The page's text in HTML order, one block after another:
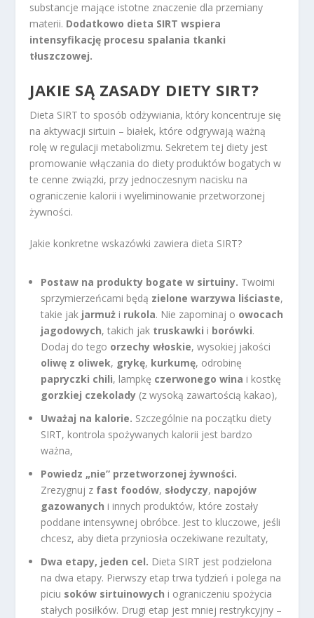
substancje mające istotne znaczenie dla przemiany
materii. Dodatkowo dieta SIRT wspiera
intensyfikację procesu spalania tkanki
tłuszczowej.
JAKIE SĄ ZASADY DIETY SIRT?
Dieta SIRT to sposób odżywiania, który koncentruje się
na aktywacji sirtuin – białek, które odgrywają ważną
rolę w regulacji metabolizmu. Sekretem tej diety jest
promowanie włączania do diety produktów bogatych w
te cenne związki, przy jednoczesnym nacisku na
ograniczenie kalorii i wyeliminowanie przetworzonej
żywności.
Jakie konkretne wskazówki zawiera dieta SIRT?
Postaw na produkty bogate w sirtuiny. Twoimi
sprzymierzeńcami będą zielone warzywa liściaste,
takie jak jarmuż i rukola. Nie zapominaj o owocach
jagodowych, takich jak truskawki i borówki.
Dodaj do tego orzechy włoskie, wysokiej jakości
oliwę z oliwek, grykę, kurkumę, odrobinę
papryczki chili, lampkę czerwonego wina i kostkę
gorzkiej czekolady (z wysoką zawartością kakao),
Uważaj na kalorie. Szczególnie na początku diety
SIRT, kontrola spożywanych kalorii jest bardzo
ważna,
Powiedz „nie” przetworzonej żywności.
Zrezygnuj z fast foodów, słodyczy, napojów
gazowanych i innych produktów, które zostały
poddane intensywnej obróbce. Jest to kluczowe, jeśli
chcesz, aby dieta przyniosła oczekiwane rezultaty,
Dwa etapy, jeden cel. Dieta SIRT jest podzielona
na dwa etapy. Pierwszy etap trwa tydzień i polega na
piciu soków sirtuinowych i ograniczeniu spożycia
stałych posiłków. Drugi etap jest mniej restrykcyjny –